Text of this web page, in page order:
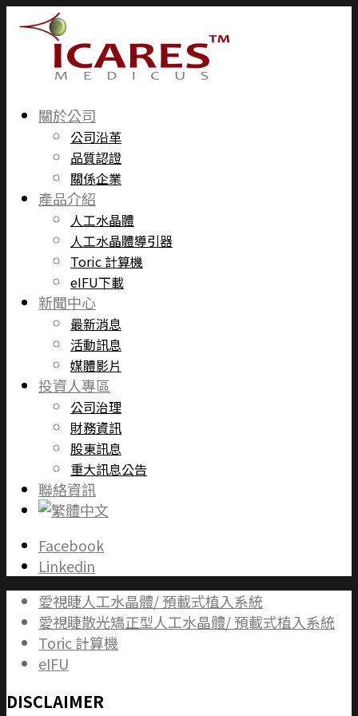
關於公司
公司沿革
品質認證
關係企業
產品介紹
人工水晶體
人工水晶體導引器
Toric 計算機
eIFU下載
新聞中心
最新消息
活動訊息
媒體影片
投資人專區
公司治理
財務資訊
股東訊息
重大訊息公告
聯絡資訊
Facebook
Linkedin
愛視睫人工水晶體/ 預載式植入系統
愛視睫散光矯正型人工水晶體/ 預載式植入系統
Toric 計算機
eIFU
DISCLAIMER